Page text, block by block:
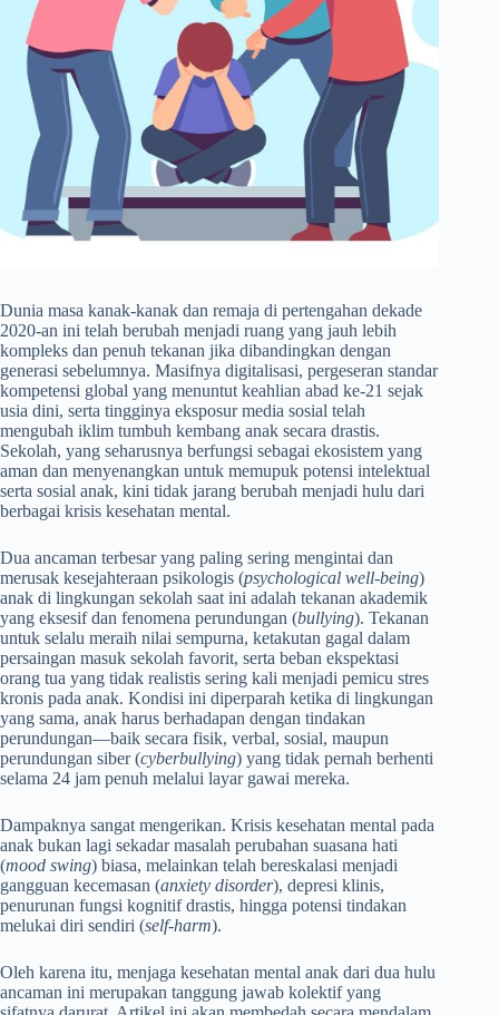
Dunia masa kanak-kanak dan remaja di pertengahan dekade
2020-an ini telah berubah menjadi ruang yang jauh lebih
kompleks dan penuh tekanan jika dibandingkan dengan
generasi sebelumnya. Masifnya digitalisasi, pergeseran standar
kompetensi global yang menuntut keahlian abad ke-21 sejak
usia dini, serta tingginya eksposur media sosial telah
mengubah iklim tumbuh kembang anak secara drastis.
Sekolah, yang seharusnya berfungsi sebagai ekosistem yang
aman dan menyenangkan untuk memupuk potensi intelektual
serta sosial anak, kini tidak jarang berubah menjadi hulu dari
berbagai krisis kesehatan mental.
Dua ancaman terbesar yang paling sering mengintai dan
merusak kesejahteraan psikologis (psychological well-being)
anak di lingkungan sekolah saat ini adalah tekanan akademik
yang eksesif dan fenomena perundungan (bullying). Tekanan
untuk selalu meraih nilai sempurna, ketakutan gagal dalam
persaingan masuk sekolah favorit, serta beban ekspektasi
orang tua yang tidak realistis sering kali menjadi pemicu stres
kronis pada anak. Kondisi ini diperparah ketika di lingkungan
yang sama, anak harus berhadapan dengan tindakan
perundungan—baik secara fisik, verbal, sosial, maupun
perundungan siber (cyberbullying) yang tidak pernah berhenti
selama 24 jam penuh melalui layar gawai mereka.
Dampaknya sangat mengerikan. Krisis kesehatan mental pada
anak bukan lagi sekadar masalah perubahan suasana hati
(mood swing) biasa, melainkan telah bereskalasi menjadi
gangguan kecemasan (anxiety disorder), depresi klinis,
penurunan fungsi kognitif drastis, hingga potensi tindakan
melukai diri sendiri (self-harm).
Oleh karena itu, menjaga kesehatan mental anak dari dua hulu
ancaman ini merupakan tanggung jawab kolektif yang